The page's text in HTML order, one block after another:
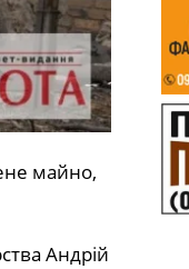
майно,
Андрій